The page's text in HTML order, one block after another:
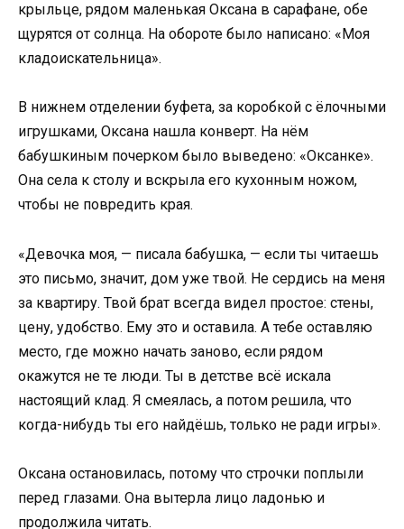
крыльце, рядом маленькая Оксана в сарафане, обе
щурятся от солнца. На обороте было написано: «Моя
кладоискательница».
В нижнем отделении буфета, за коробкой с ёлочными
игрушками, Оксана нашла конверт. На нём
бабушкиным почерком было выведено: «Оксанке».
Она села к столу и вскрыла его кухонным ножом,
чтобы не повредить края.
«Девочка моя, — писала бабушка, — если ты читаешь
это письмо, значит, дом уже твой. Не сердись на меня
за квартиру. Твой брат всегда видел простое: стены,
цену, удобство. Ему это и оставила. А тебе оставляю
место, где можно начать заново, если рядом
окажутся не те люди. Ты в детстве всё искала
настоящий клад. Я смеялась, а потом решила, что
когда-нибудь ты его найдёшь, только не ради игры».
Оксана остановилась, потому что строчки поплыли
перед глазами. Она вытерла лицо ладонью и
продолжила читать.